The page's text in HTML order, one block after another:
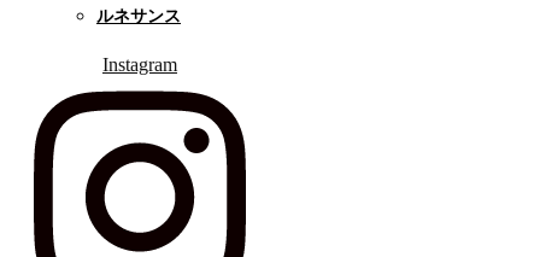
ルネサンス
Instagram